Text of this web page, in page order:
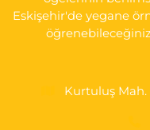
Eskişehir'de yegane
Kurtuluş Mah.